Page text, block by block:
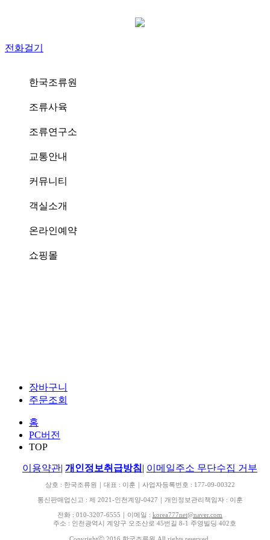
전화걸기
한국조류원
조류사육
조류연구소
교통안내
커뮤니티
객실소개
온라인예약
쇼핑몰
장바구니
주문조회
홈
PC버전
TOP
이용약관| 개인정보취급방침| 이메일주소 무단수집 거부
상호 : 한국조류원｜대표 : 이훈｜ 사업자등록번호 : 177-09-00322
통신판매업신고 : 제 2021-인천계양-0427 개인정보관리책임자 : 이훈
전화 : 010-3207-6555 이메일 : korea777net@naver.com
주소 : 인천광역시 계양구 오조산로 45번길 8-1 주영빌딩 402호